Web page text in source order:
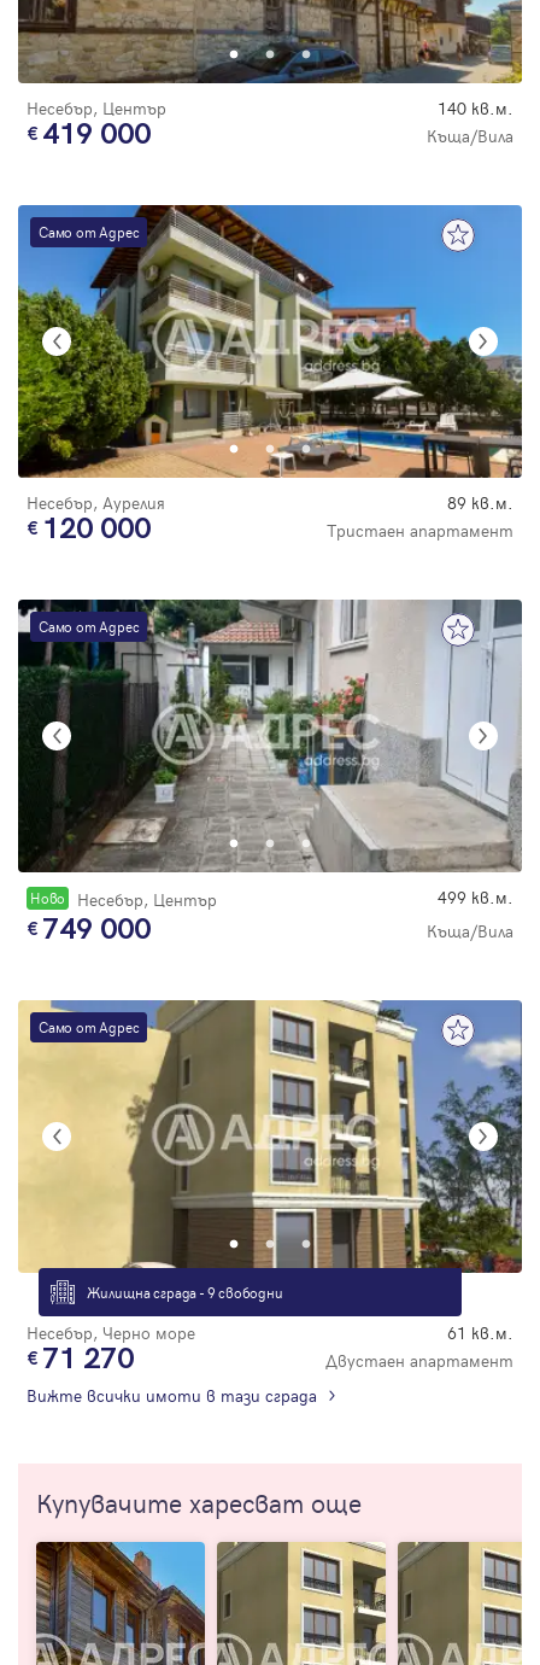
Несебър, Център 140 кв.м.
419 000 Къща/Вила
Само от Адрес
Несебър, Аурелия 89 кв.м.
120 000 Тристаен апартамент
Само от Адрес
Новo Несебър, Център 499 кв.м.
749 000 Къща/Вила
Само от Адрес
Жилищна сграда - 9 свободни
Несебър, Черно море 61 кв.м.
71 270
Двустаен апартамент
Вижте всички имоти в тази сграда
Купувачите харесват още
Парола
Забравена парола
Регистрация